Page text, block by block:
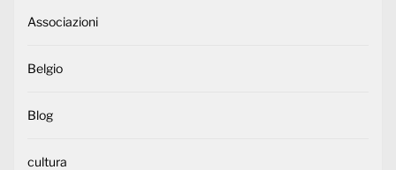
Associazioni
Belgio
Blog
cultura